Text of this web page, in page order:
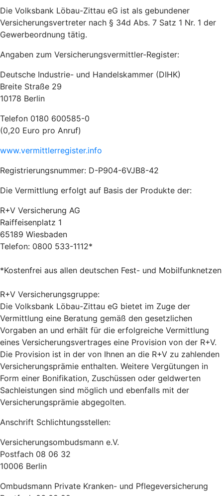
Die Volksbank Löbau-Zittau eG ist als gebundener
Versicherungsvertreter nach § 34d Abs. 7 Satz 1 Nr. 1 der
Gewerbeordnung tätig.
Angaben zum Versicherungsvermittler-Register:
Deutsche Industrie- und Handelskammer (DIHK)
Breite Straße 29
10178 Berlin
Telefon 0180 600585-0
(0,20 Euro pro Anruf)
www.vermittlerregister.info
Registrierungsnummer: D-P904-6VJB8-42
Die Vermittlung erfolgt auf Basis der Produkte der:
R+V Versicherung AG
Raiffeisenplatz 1
65189 Wiesbaden
Telefon: 0800 533-1112*
*Kostenfrei aus allen deutschen Fest- und Mobilfunknetzen
R+V Versicherungsgruppe:
Die Volksbank Löbau-Zittau eG bietet im Zuge der
Vermittlung eine Beratung gemäß den gesetzlichen
Vorgaben an und erhält für die erfolgreiche Vermittlung
eines Versicherungsvertrages eine Provision von der R+V.
Die Provision ist in der von Ihnen an die R+V zu zahlenden
Versicherungsprämie enthalten. Weitere Vergütungen in
Form einer Bonifikation, Zuschüssen oder geldwerten
Sachleistungen sind möglich und ebenfalls mit der
Versicherungsprämie abgegolten.
Anschrift Schlichtungsstellen:
Versicherungsombudsmann e.V.
Postfach 08 06 32
10006 Berlin
Ombudsmann Private Kranken- und Pflegeversicherung